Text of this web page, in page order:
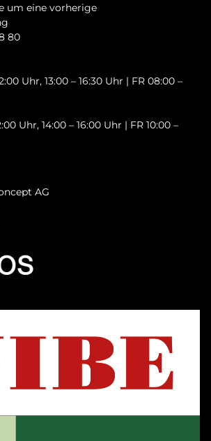
AG
um eine vorherige
80
Uhr, 13:00 – 16:30 Uhr | FR 08:00 –
Uhr, 14:00 – 16:00 Uhr | FR 10:00 –